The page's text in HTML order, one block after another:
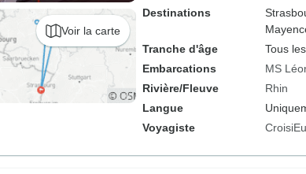
Voir la carte
Destinations
Tranche d'âge
Tous
Embarcations
MS
Rivière/Fleuve
Rhin
Langue
Voyagiste